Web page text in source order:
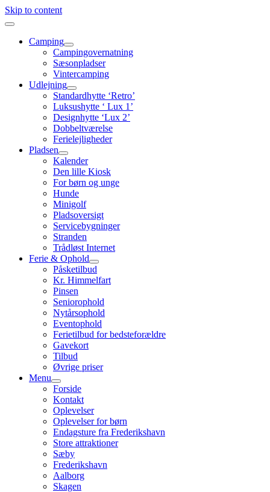
Skip to content
Camping
Campingovernatning
Sæsonpladser
Vintercamping
Udlejning
Standardhytte ‘Retro’
Luksushytte ‘ Lux 1’
Designhytte ‘Lux 2’
Dobbeltværelse
Ferielejligheder
Pladsen
Kalender
Den lille Kiosk
For børn og unge
Hunde
Minigolf
Pladsoversigt
Servicebygninger
Stranden
Trådløst Internet
Ferie & Ophold
Påsketilbud
Kr. Himmelfart
Pinsen
Seniorophold
Nytårsophold
Eventophold
Ferietilbud for bedsteforældre
Gavekort
Tilbud
Øvrige priser
Menu
Forside
Kontakt
Oplevelser
Oplevelser for børn
Endagsture fra Frederikshavn
Store attraktioner
Sæby
Frederikshavn
Aalborg
Skagen